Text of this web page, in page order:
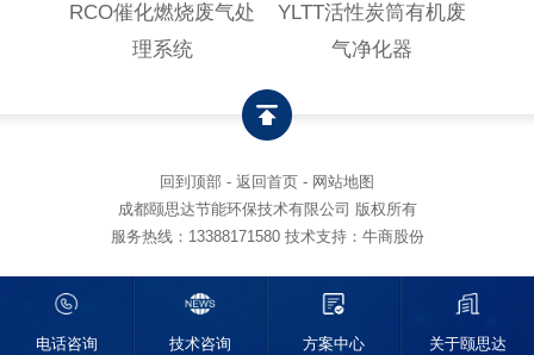
RCO催化燃烧废气处
理系统
YLTT活性炭筒有机废
气净化器
回到顶部 - 返回首页 - 网站地图
成都颐思达节能环保技术有限公司 版权所有
服务热线： 13388171580 技术支持：牛商股份
电话咨询 技术咨询 方案中心 关于颐思达